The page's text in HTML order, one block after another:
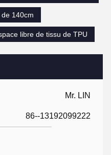
Mr. LIN
86--13192099222
140cm
libre de tissu de TPU